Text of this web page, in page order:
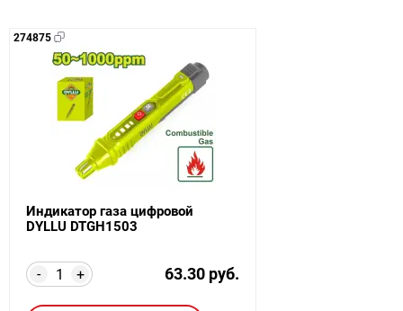
274875
Индикатор газа цифровой
DYLLU DTGH1503
+
- 63.30 руб.